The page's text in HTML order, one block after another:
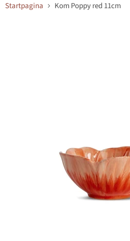
Startpagina Kom Poppy red 11cm